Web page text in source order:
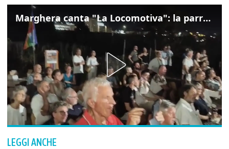
Marghera canta "La Locomotiva": la parrocchia della Cita ricorda Guccini
LEGGI ANCHE